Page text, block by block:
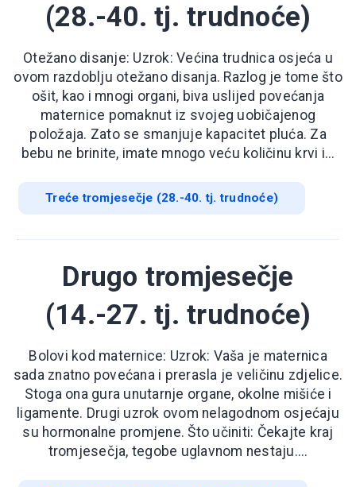
(28.-40. tj. trudnoće)
Otežano disanje: Uzrok: Većina trudnica osjeća u
ovom razdoblju otežano disanja. Razlog je tome što
ošit, kao i mnogi organi, biva uslijed povećanja
maternice pomaknut iz svojeg uobičajenog
položaja. Zato se smanjuje kapacitet pluća. Za
bebu ne brinite, imate mnogo veću količinu krvi i...
Treće tromjesečje (28.-40. tj. trudnoće)
Drugo tromjesečje
(14.-27. tj. trudnoće)
Bolovi kod maternice: Uzrok: Vaša je maternica
sada znatno povećana i prerasla je veličinu zdjelice.
Stoga ona gura unutarnje organe, okolne mišiće i
ligamente. Drugi uzrok ovom nelagodnom osjećaju
su hormonalne promjene. Što učiniti: Čekajte kraj
tromjesečja, tegobe uglavnom nestaju....